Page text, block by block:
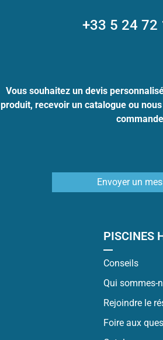
+33 5 24 72
Vous souhaitez un devis
produit, recevoir un catalogue ou
commande
Envoyer un
PISCINES
Conseils
Qui sommes-
Rejoindre le
Foire aux